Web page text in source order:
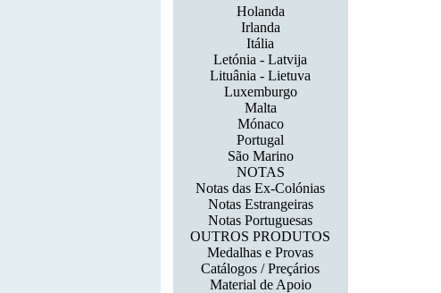
Holanda
Irlanda
Itália
Letónia - Latvija
Lituânia - Lietuva
Luxemburgo
Malta
Mónaco
Portugal
São Marino
NOTAS
Notas das Ex-Colónias
Notas Estrangeiras
Notas Portuguesas
OUTROS PRODUTOS
Medalhas e Provas
Catálogos / Preçários
Material de Apoio